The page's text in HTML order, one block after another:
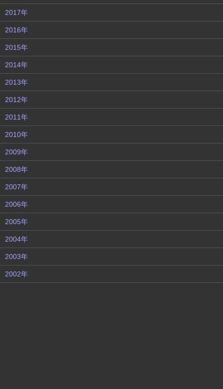
2017年
2016年
2015年
2014年
2013年
2012年
2011年
2010年
2009年
2008年
2007年
2006年
2005年
2004年
2003年
2002年